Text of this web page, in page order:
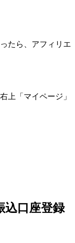
たら、アフィリエ
上「マイページ」
込口座登録